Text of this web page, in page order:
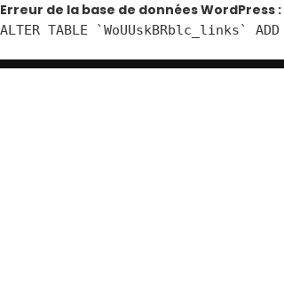
Erreur de la base de données WordPress :
ALTER TABLE `WoUUskBRblc_links`